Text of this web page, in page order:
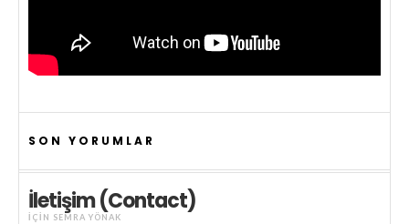
SON YORUMLAR
İletişim (Contact)
IÇIN SEMRA YÖNAK